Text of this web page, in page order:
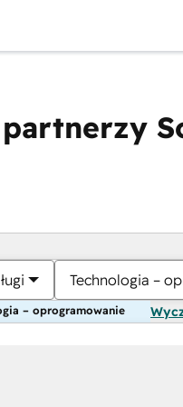
Technologia –
– oprogramowanie